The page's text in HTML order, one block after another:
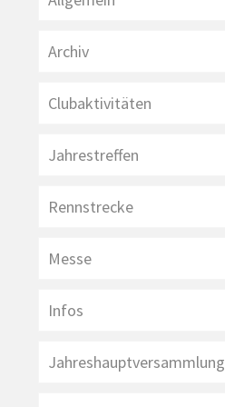
Archiv
Clubaktivitäten
Jahrestreffen
Rennstrecke
Messe
Infos
Jahreshauptversammlung